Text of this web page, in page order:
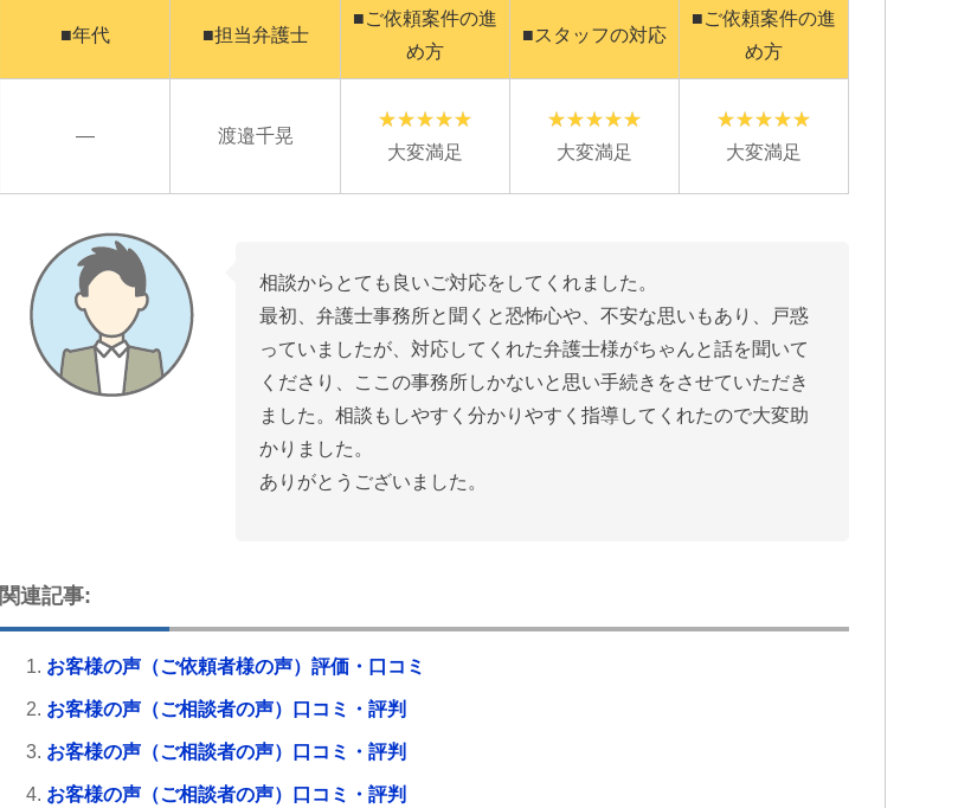
■年代 ■担当弁護士
■ご依頼案件の進
め方
■スタッフの対応
■ご依頼案件の進
め方
—
渡邉千晃
大変満足
大変満足 大変満足
相談からとても良いご対応をしてくれました。
最初、弁護士事務所と聞くと恐怖心や、不安な思いもあり、戸惑
っていましたが、対応してくれた弁護士様がちゃんと話を聞いて
くださり、ここの事務所しかないと思い手続きをさせていただき
ました。相談もしやすく分かりやすく指導してくれたので大変助
かりました。
ありがとうございました。
関連記事:
お客様の声（ご依頼者様の声）評価・口コミ
お客様の声（ご相談者の声）口コミ・評判
お客様の声（ご相談者の声）口コミ・評判
お客様の声（ご相談者の声）口コミ・評判